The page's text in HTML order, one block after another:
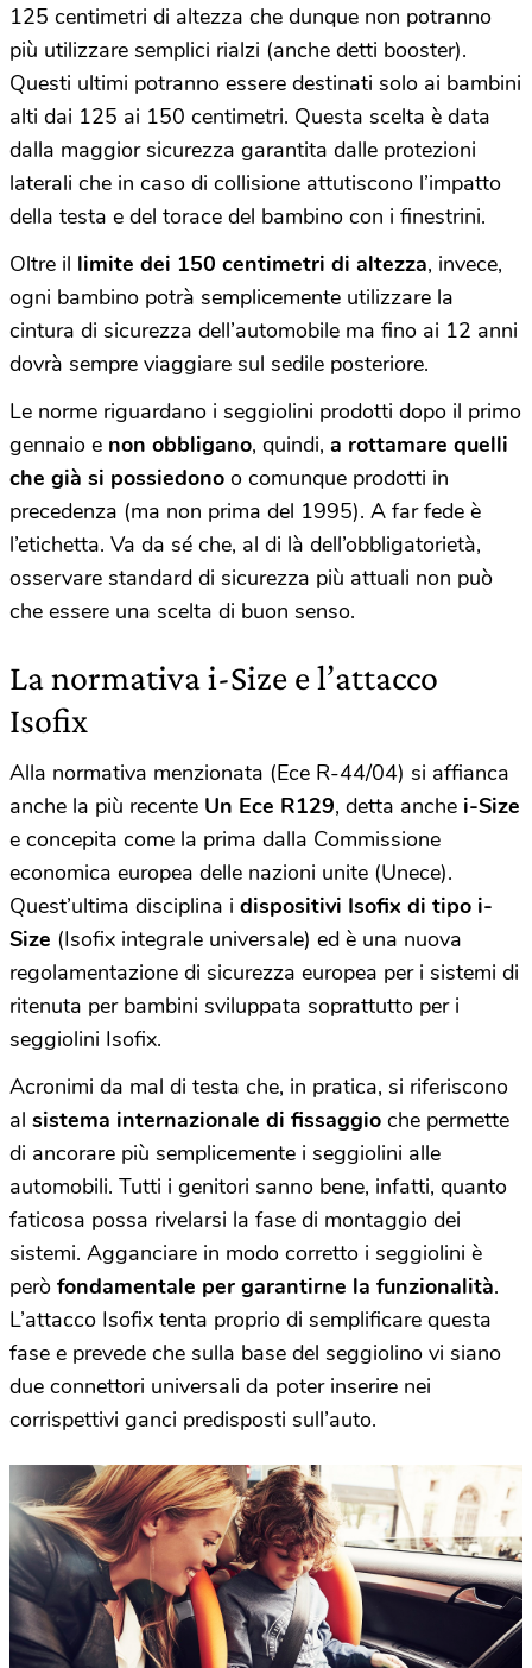
125 centimetri di altezza che dunque non potranno
più utilizzare semplici rialzi (anche detti booster).
Questi ultimi potranno essere destinati solo ai bambini
alti dai 125 ai 150 centimetri. Questa scelta è data
dalla maggior sicurezza garantita dalle protezioni
laterali che in caso di collisione attutiscono l’impatto
della testa e del torace del bambino con i finestrini.
Oltre il limite dei 150 centimetri di altezza, invece,
ogni bambino potrà semplicemente utilizzare la
cintura di sicurezza dell’automobile ma fino ai 12 anni
dovrà sempre viaggiare sul sedile posteriore.
Le norme riguardano i seggiolini prodotti dopo il primo
gennaio e non obbligano, quindi, a rottamare quelli
che già si possiedono o comunque prodotti in
precedenza (ma non prima del 1995). A far fede è
l’etichetta. Va da sé che, al di là dell’obbligatorietà,
osservare standard di sicurezza più attuali non può
che essere una scelta di buon senso.
La normativa i-Size e l’attacco
Isofix
Alla normativa menzionata (Ece R-44/04) si affianca
anche la più recente Un Ece R129, detta anche i-Size
e concepita come la prima dalla Commissione
economica europea delle nazioni unite (Unece).
Quest’ultima disciplina i dispositivi Isofix di tipo i-
Size (Isofix integrale universale) ed è una nuova
regolamentazione di sicurezza europea per i sistemi di
ritenuta per bambini sviluppata soprattutto per i
seggiolini Isofix.
Acronimi da mal di testa che, in pratica, si riferiscono
al sistema internazionale di fissaggio che permette
di ancorare più semplicemente i seggiolini alle
automobili. Tutti i genitori sanno bene, infatti, quanto
faticosa possa rivelarsi la fase di montaggio dei
sistemi. Agganciare in modo corretto i seggiolini è
però fondamentale per garantirne la funzionalità.
L’attacco Isofix tenta proprio di semplificare questa
fase e prevede che sulla base del seggiolino vi siano
due connettori universali da poter inserire nei
corrispettivi ganci predisposti sull’auto.